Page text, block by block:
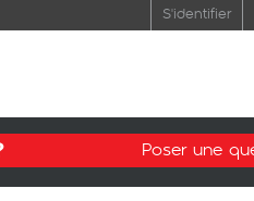
S'identifier
Poser une